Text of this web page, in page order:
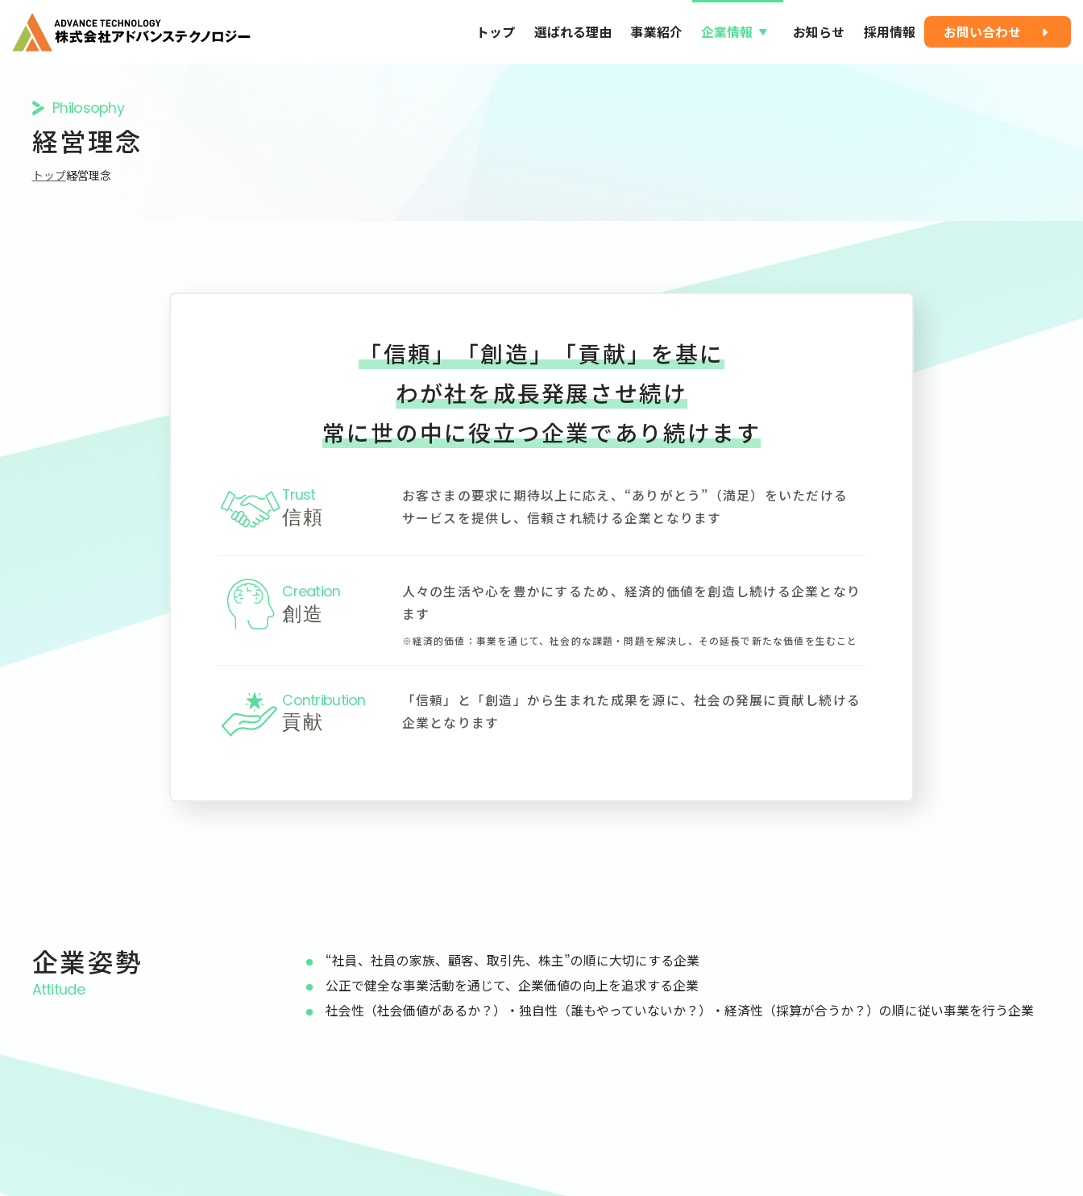
トップ 選ばれる理由 事業紹介 企業情報 お知らせ 採用情報 お問い合わせ
Philosophy
経営理念
トップ経営理念
「信頼」「創造」「貢献」を基に
わが社を成長発展させ続け
常に世の中に役立つ企業であり続けます
Trust
信頼
お客さまの要求に期待以上に応え、“ありがとう”（満足）をいただける
サービスを提供し、信頼され続ける企業となります
Creation
創造
人々の生活や心を豊かにするため、経済的価値を創造し続ける企業となり
ます
※経済的価値：事業を通じて、社会的な課題・問題を解決し、その延長で新たな価値を生むこと
Contribution
貢献
「信頼」と「創造」から生まれた成果を源に、社会の発展に貢献し続ける
企業となります
企業姿勢
Attitude
“社員、社員の家族、顧客、取引先、株主”の順に大切にする企業
公正で健全な事業活動を通じて、企業価値の向上を追求する企業
社会性（社会価値があるか？）・独自性（誰もやっていないか？）・経済性（採算が合うか？）の順に従い事業を行う企業